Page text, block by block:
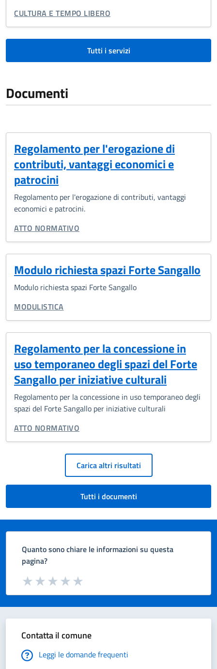
CATEGORIA CORRELATA:
CULTURA E TEMPO LIBERO
Tutti i servizi
Documenti
Regolamento per l'erogazione di
contributi, vantaggi economici e
patrocini
Regolamento per l'erogazione di contributi, vantaggi
economici e patrocini.
TIPO DI DOCUMENTO:
ATTO NORMATIVO
Modulo richiesta spazi Forte Sangallo
Modulo richiesta spazi Forte Sangallo
TIPO DI DOCUMENTO:
MODULISTICA
Regolamento per la concessione in
uso temporaneo degli spazi del Forte
Sangallo per iniziative culturali
Regolamento per la concessione in uso temporaneo degli
spazi del Forte Sangallo per iniziative culturali
TIPO DI DOCUMENTO:
ATTO NORMATIVO
Paginazione Carica altri risultati
Tutti i documenti
Quanto sono chiare le informazioni su questa
pagina?
Valuta da 1 a 5 stelle la pagina
Valuta 5 stelle su 5
Valuta 4 stelle su 5
Valuta 3 stelle su 5
Valuta 2 stelle su 5
Valuta 1 stelle su 5
Contatta il comune
Leggi le domande frequenti